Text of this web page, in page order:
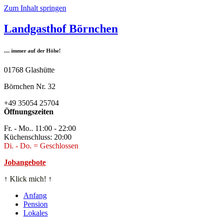
Zum Inhalt springen
Landgasthof Börnchen
.... immer auf der Höhe!
01768 Glashütte
Börnchen Nr. 32
+49 35054 25704
Öffnungszeiten
Fr. - Mo.. 11:00 - 22:00
Küchenschluss: 20:00
Di. - Do. = Geschlossen
Jobangebote
↑ Klick mich! ↑
Anfang
Pension
Lokales